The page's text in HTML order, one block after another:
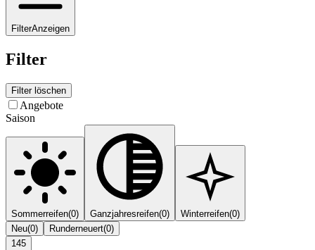
FilterAnzeigen
Filter
Filter löschen
Angebote
Saison
Sommerreifen(0) Ganzjahresreifen(0) Winterreifen(0)
Neu(0) Runderneuert(0)
145